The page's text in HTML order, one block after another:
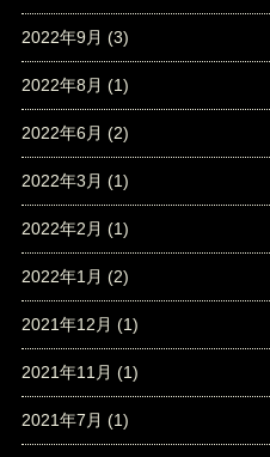
2022年9月 (3)
2022年8月 (1)
2022年6月 (2)
2022年3月 (1)
2022年2月 (1)
2022年1月 (2)
2021年12月 (1)
2021年11月 (1)
2021年7月 (1)